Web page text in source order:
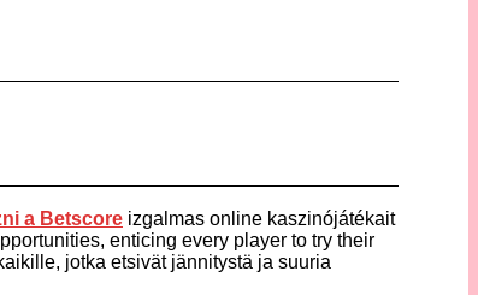
a Betscore izgalmas online kaszinójátékait
enticing every player to try their
jotka etsivät jännitystä ja suuria